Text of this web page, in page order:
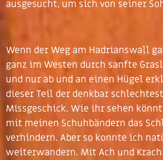
ausgesucht, um sich von seiner
Wenn der Weg am Hadrianswall
ganz im Westen durch sanfte
und nur ab und an einen Hügel
dieser Teil der denkbar
Missgeschick. Wie ihr sehen
mit meinen Schuhbändern das
verhindern. Aber so konnte ich
weiterwandern. Mit Ach und